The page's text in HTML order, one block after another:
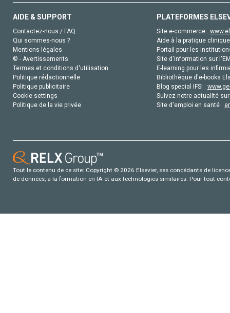
AIDE & SUPPORT
Contactez-nous / FAQ
Qui sommes-nous ?
Mentions légales
© - Avertissements
Termes et conditions d'utilisation
Politique rédactionnelle
Politique publicitaire
Cookie settings
Politique de la vie privée
PLATEFORMES
Site e-commerce :
Aide à la pratique
Portail pour les
Site d'information sur
E-learning pour les
Bibliothèque d'e-books
Blog special IFSI :
Suivez notre actualité
Site d'emploi en santé :
Tout le contenu de ce site: Copyright © 2026 Elsevier, ses concédants de
de données, a la formation en IA et aux technologies similaires. Pour tout